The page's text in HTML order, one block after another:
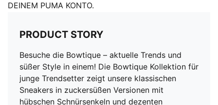
DEINEM PUMA KONTO.
PRODUCT STORY
Besuche die Bowtique – aktuelle Trends und
süßer Style in einem! Die Bowtique Kollektion für
junge Trendsetter zeigt unsere klassischen
Sneakers in zuckersüßen Versionen mit
hübschen Schnürsenkeln und dezenten